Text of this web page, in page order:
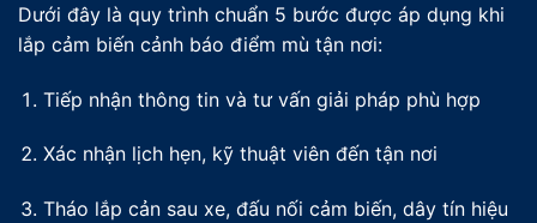
Dưới đây là quy trình chuẩn 5 bước được áp dụng khi
lắp cảm biến cảnh báo điểm mù tận nơi:
Tiếp nhận thông tin và tư vấn giải pháp phù hợp
Xác nhận lịch hẹn, kỹ thuật viên đến tận nơi
Tháo lắp cản sau xe, đấu nối cảm biến, dây tín hiệu